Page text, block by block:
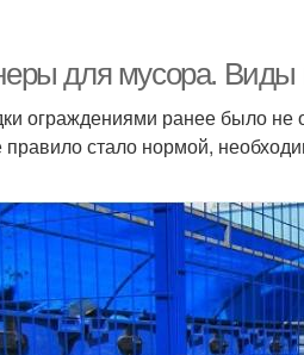
для мусора.
ограждениями ранее было не
стало нормой,